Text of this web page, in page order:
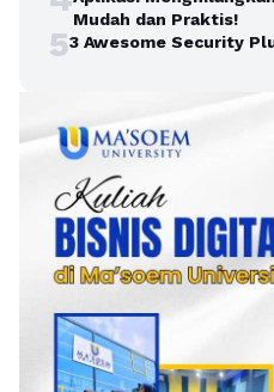
Mudah dan Praktis!
53 Awesome Security